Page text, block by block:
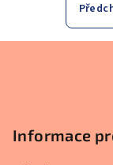
Informace